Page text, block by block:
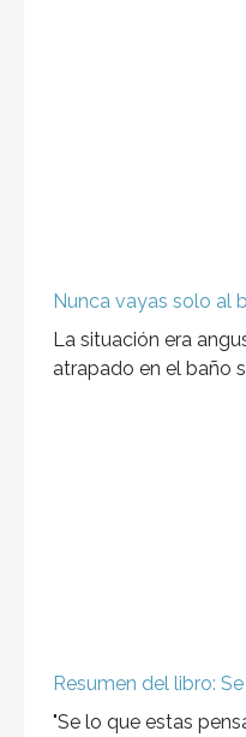
Nunca vayas solo al
La situación era
atrapado en el baño
Resumen del libro:
"Se lo que estas